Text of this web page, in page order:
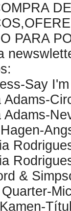
PARA
Say
Adams-
Adams-
&